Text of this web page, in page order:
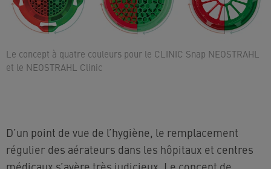
Le concept à quatre couleurs pour le CLINIC Snap NEOSTRAHL
et le NEOSTRAHL Clinic
D’un point de vue de l’hygiène, le remplacement
régulier des aérateurs dans les hôpitaux et centres